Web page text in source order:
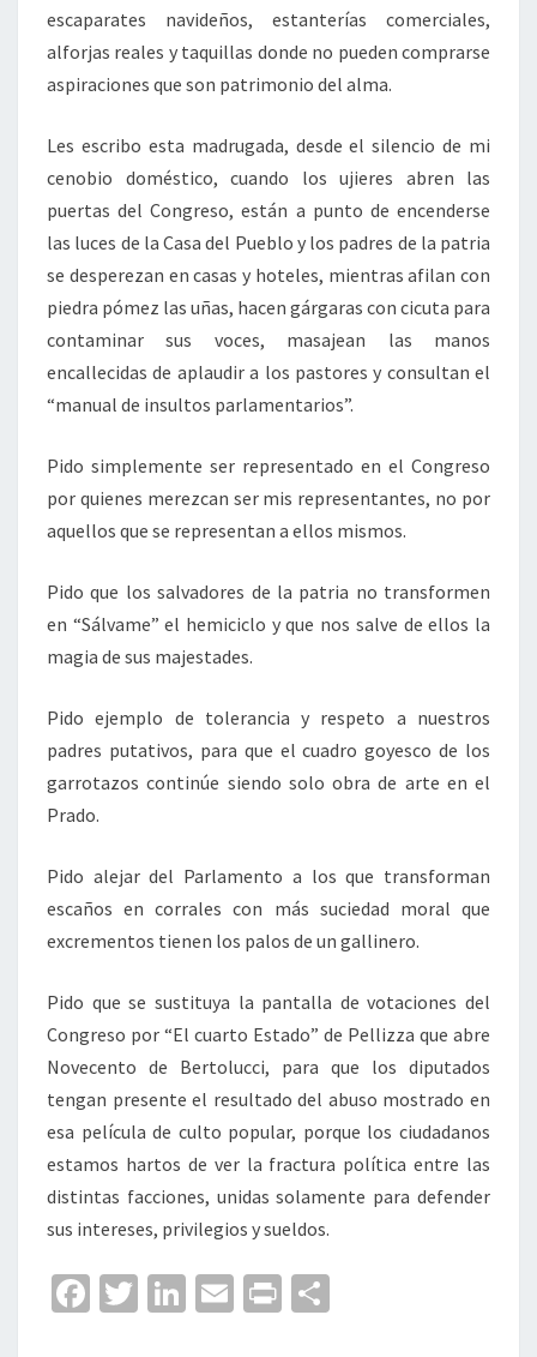
escaparates navideños, estanterías comerciales,
alforjas reales y taquillas donde no pueden comprarse
aspiraciones que son patrimonio del alma.
Les escribo esta madrugada, desde el silencio de mi
cenobio doméstico, cuando los ujieres abren las
puertas del Congreso, están a punto de encenderse
las luces de la Casa del Pueblo y los padres de la patria
se desperezan en casas y hoteles, mientras afilan con
piedra pómez las uñas, hacen gárgaras con cicuta para
contaminar sus voces, masajean las manos
encallecidas de aplaudir a los pastores y consultan el
“manual de insultos parlamentarios”.
Pido simplemente ser representado en el Congreso
por quienes merezcan ser mis representantes, no por
aquellos que se representan a ellos mismos.
Pido que los salvadores de la patria no transformen
en “Sálvame” el hemiciclo y que nos salve de ellos la
magia de sus majestades.
Pido ejemplo de tolerancia y respeto a nuestros
padres putativos, para que el cuadro goyesco de los
garrotazos continúe siendo solo obra de arte en el
Prado.
Pido alejar del Parlamento a los que transforman
escaños en corrales con más suciedad moral que
excrementos tienen los palos de un gallinero.
Pido que se sustituya la pantalla de votaciones del
Congreso por “El cuarto Estado” de Pellizza que abre
Novecento de Bertolucci, para que los diputados
tengan presente el resultado del abuso mostrado en
esa película de culto popular, porque los ciudadanos
estamos hartos de ver la fractura política entre las
distintas facciones, unidas solamente para defender
sus intereses, privilegios y sueldos.
Fa T
Li
E
Pr